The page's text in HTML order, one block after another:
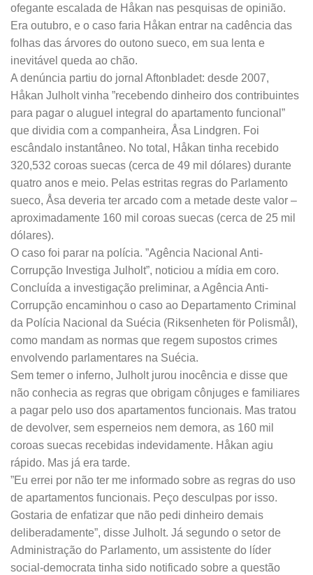
ofegante escalada de Håkan nas pesquisas de opinião.
Era outubro, e o caso faria Håkan entrar na cadência das
folhas das árvores do outono sueco, em sua lenta e
inevitável queda ao chão.
A denúncia partiu do jornal Aftonbladet: desde 2007,
Håkan Julholt vinha ”recebendo dinheiro dos contribuintes
para pagar o aluguel integral do apartamento funcional”
que dividia com a companheira, Åsa Lindgren. Foi
escândalo instantâneo. No total, Håkan tinha recebido
320,532 coroas suecas (cerca de 49 mil dólares) durante
quatro anos e meio. Pelas estritas regras do Parlamento
sueco, Åsa deveria ter arcado com a metade deste valor –
aproximadamente 160 mil coroas suecas (cerca de 25 mil
dólares).
O caso foi parar na polícia. ”Agência Nacional Anti-
Corrupção Investiga Julholt”, noticiou a mídia em coro.
Concluída a investigação preliminar, a Agência Anti-
Corrupção encaminhou o caso ao Departamento Criminal
da Polícia Nacional da Suécia (Riksenheten för Polismål),
como mandam as normas que regem supostos crimes
envolvendo parlamentares na Suécia.
Sem temer o inferno, Julholt jurou inocência e disse que
não conhecia as regras que obrigam cônjuges e familiares
a pagar pelo uso dos apartamentos funcionais. Mas tratou
de devolver, sem esperneios nem demora, as 160 mil
coroas suecas recebidas indevidamente. Håkan agiu
rápido. Mas já era tarde.
”Eu errei por não ter me informado sobre as regras do uso
de apartamentos funcionais. Peço desculpas por isso.
Gostaria de enfatizar que não pedi dinheiro demais
deliberadamente”, disse Julholt. Já segundo o setor de
Administração do Parlamento, um assistente do líder
social-democrata tinha sido notificado sobre a questão